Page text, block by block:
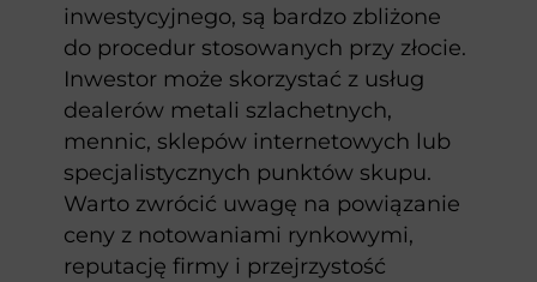
inwestycyjnego, są bardzo zbliżone
do procedur stosowanych przy złocie.
Inwestor może skorzystać z usług
dealerów metali szlachetnych,
mennic, sklepów internetowych lub
specjalistycznych punktów skupu.
Warto zwrócić uwagę na powiązanie
ceny z notowaniami rynkowymi,
reputację firmy i przejrzystość